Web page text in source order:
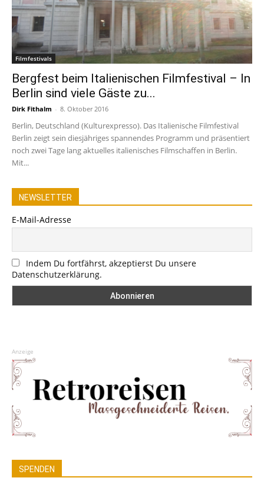
Filmfestivals
Bergfest beim Italienischen Filmfestival – In
Berlin sind viele Gäste zu...
Dirk Fithalm - 8. Oktober 2016
Berlin, Deutschland (Kulturexpresso). Das Italienische Filmfestival
Berlin zeigt sein diesjähriges spannendes Programm und präsentiert
noch zwei Tage lang aktuelles italienisches Filmschaffen in Berlin.
Mit...
NEWSLETTER
E-Mail-Adresse
Indem Du fortfährst, akzeptierst Du unsere
Datenschutzerklärung.
Anzeige
SPENDEN